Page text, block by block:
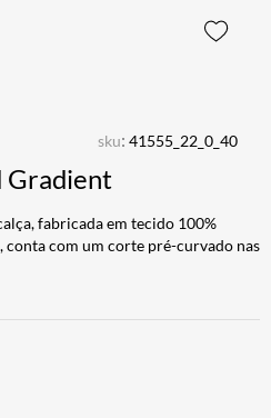
sku: 41555_22_0_40
Gradient
fabricada em tecido 100%
conta com um corte pré-curvado nas